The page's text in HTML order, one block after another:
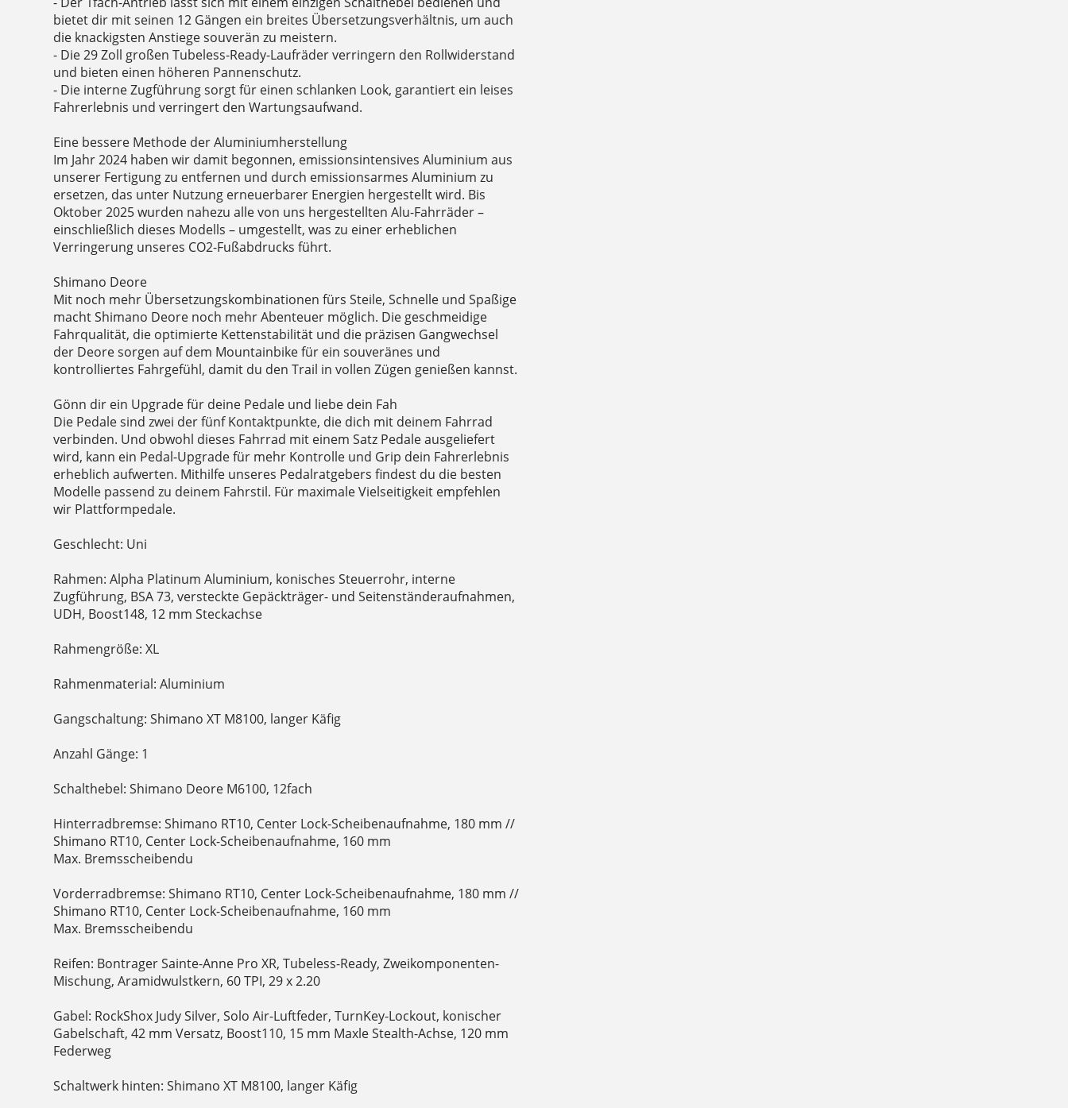
bietet dir mit seinen 12 Gängen ein breites Übersetzungsverhältnis, um auch
die knackigsten Anstiege souverän zu meistern.
- Die 29 Zoll großen Tubeless-Ready-Laufräder verringern den Rollwiderstand
und bieten einen höheren Pannenschutz.
- Die interne Zugführung sorgt für einen schlanken Look, garantiert ein leises
Fahrerlebnis und verringert den Wartungsaufwand.
Eine bessere Methode der Aluminiumherstellung
Im Jahr 2024 haben wir damit begonnen, emissionsintensives Aluminium aus
unserer Fertigung zu entfernen und durch emissionsarmes Aluminium zu
ersetzen, das unter Nutzung erneuerbarer Energien hergestellt wird. Bis
Oktober 2025 wurden nahezu alle von uns hergestellten Alu-Fahrräder –
einschließlich dieses Modells – umgestellt, was zu einer erheblichen
Verringerung unseres CO2-Fußabdrucks führt.
Shimano Deore
Mit noch mehr Übersetzungskombinationen fürs Steile, Schnelle und Spaßige
macht Shimano Deore noch mehr Abenteuer möglich. Die geschmeidige
Fahrqualität, die optimierte Kettenstabilität und die präzisen Gangwechsel
der Deore sorgen auf dem Mountainbike für ein souveränes und
kontrolliertes Fahrgefühl, damit du den Trail in vollen Zügen genießen kannst.
Gönn dir ein Upgrade für deine Pedale und liebe dein Fah
Die Pedale sind zwei der fünf Kontaktpunkte, die dich mit deinem Fahrrad
verbinden. Und obwohl dieses Fahrrad mit einem Satz Pedale ausgeliefert
wird, kann ein Pedal-Upgrade für mehr Kontrolle und Grip dein Fahrerlebnis
erheblich aufwerten. Mithilfe unseres Pedalratgebers findest du die besten
Modelle passend zu deinem Fahrstil. Für maximale Vielseitigkeit empfehlen
wir Plattformpedale.
Geschlecht: Uni
Rahmen: Alpha Platinum Aluminium, konisches Steuerrohr, interne
Zugführung, BSA 73, versteckte Gepäckträger- und Seitenständeraufnahmen,
UDH, Boost148, 12 mm Steckachse
Rahmengröße: XL
Rahmenmaterial: Aluminium
Gangschaltung: Shimano XT M8100, langer Käfig
Anzahl Gänge: 1
Schalthebel: Shimano Deore M6100, 12fach
Hinterradbremse: Shimano RT10, Center Lock-Scheibenaufnahme, 180 mm //
Shimano RT10, Center Lock-Scheibenaufnahme, 160 mm
Max. Bremsscheibendu
Vorderradbremse: Shimano RT10, Center Lock-Scheibenaufnahme, 180 mm //
Shimano RT10, Center Lock-Scheibenaufnahme, 160 mm
Max. Bremsscheibendu
Reifen: Bontrager Sainte-Anne Pro XR, Tubeless-Ready, Zweikomponenten-
Mischung, Aramidwulstkern, 60 TPI, 29 x 2.20
Gabel: RockShox Judy Silver, Solo Air-Luftfeder, TurnKey-Lockout, konischer
Gabelschaft, 42 mm Versatz, Boost110, 15 mm Maxle Stealth-Achse, 120 mm
Federweg
Schaltwerk hinten: Shimano XT M8100, langer Käfig